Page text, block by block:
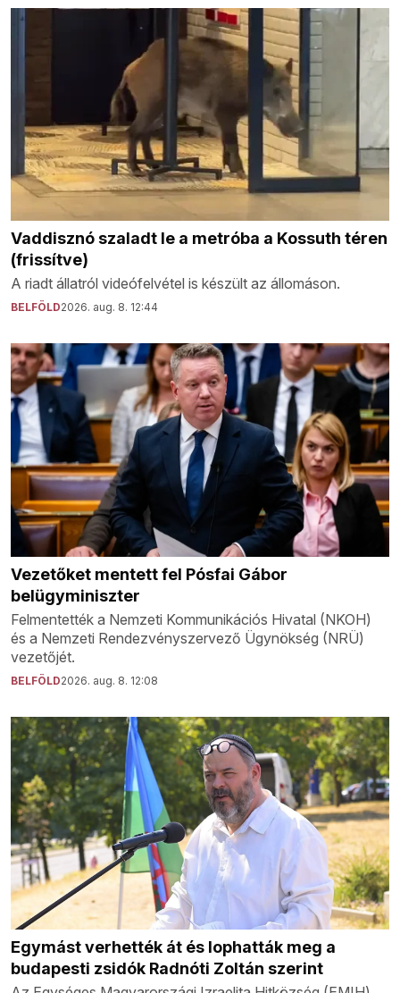
Vaddisznó szaladt le a metróba a Kossuth téren
(frissítve)
A riadt állatról videófelvétel is készült az állomáson.
BELFÖLD2026. aug. 8. 12:44
Vezetőket mentett fel Pósfai Gábor
belügyminiszter
Felmentették a Nemzeti Kommunikációs Hivatal (NKOH)
és a Nemzeti Rendezvényszervező Ügynökség (NRÜ)
vezetőjét.
BELFÖLD2026. aug. 8. 12:08
Egymást verhették át és lophatták meg a
budapesti zsidók Radnóti Zoltán szerint